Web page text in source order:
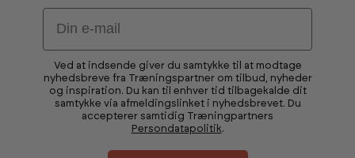
Email
Ved at indsende giver du samtykke til at modtage
nyhedsbreve fra Træningspartner om tilbud, nyheder
og inspiration. Du kan til enhver tid tilbagekalde dit
samtykke via afmeldingslinket i nyhedsbrevet. Du
accepterer samtidig Træningpartners
Persondatapolitik.